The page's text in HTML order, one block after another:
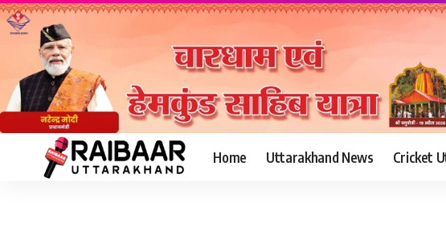
Home Uttarakhand News Cricket